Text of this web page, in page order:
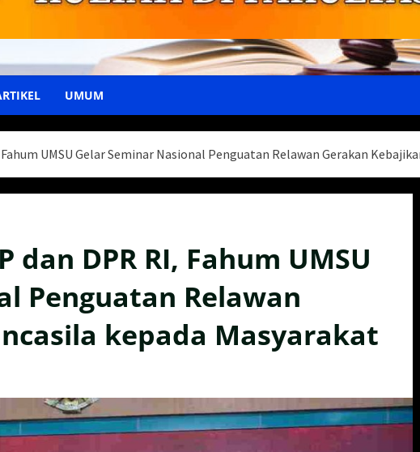
UMUM
UMSU Gelar Seminar Nasional Penguatan Relawan Gerakan
dan DPR RI, Fahum UMSU
Penguatan Relawan
kepada Masyarakat